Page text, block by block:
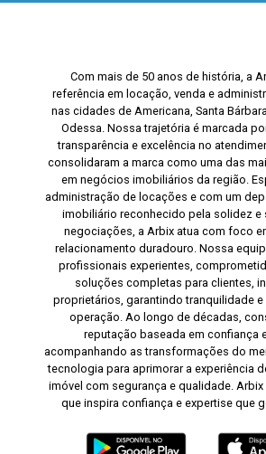
Com mais de 50 anos de história, a
referência em locação, venda e
nas cidades de Americana, Santa
Odessa. Nossa trajetória é marcada
transparência e excelência no
consolidaram a marca como uma das
em negócios imobiliários da região.
administração de locações e com um
imobiliário reconhecido pela solidez e
negociações, a Arbix atua com foco
relacionamento duradouro. Nossa
profissionais experientes,
soluções completas para clientes,
proprietários, garantindo tranquilidade e
operação. Ao longo de décadas,
reputação baseada em confiança
acompanhando as transformações do
tecnologia para aprimorar a experiência
imóvel com segurança e qualidade.
que inspira confiança e expertise que